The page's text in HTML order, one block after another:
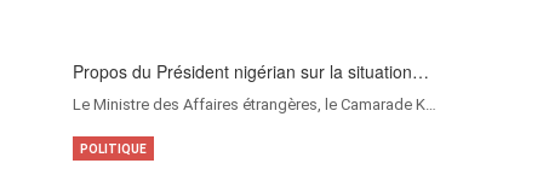
Propos du Président nigérian sur la situation…
Le Ministre des Affaires étrangères, le Camarade K…
POLITIQUE